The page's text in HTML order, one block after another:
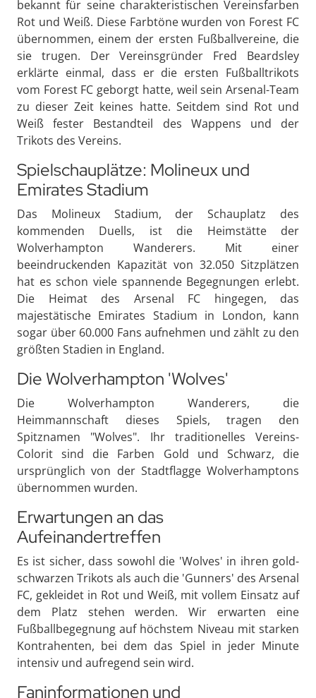
bekannt für seine charakteristischen Vereinsfarben
Rot und Weiß. Diese Farbtöne wurden von Forest FC
übernommen, einem der ersten Fußballvereine, die
sie trugen. Der Vereinsgründer Fred Beardsley
erklärte einmal, dass er die ersten Fußballtrikots
vom Forest FC geborgt hatte, weil sein Arsenal-Team
zu dieser Zeit keines hatte. Seitdem sind Rot und
Weiß fester Bestandteil des Wappens und der
Trikots des Vereins.
Spielschauplätze: Molineux und
Emirates Stadium
Das Molineux Stadium, der Schauplatz des
kommenden Duells, ist die Heimstätte der
Wolverhampton Wanderers. Mit einer
beeindruckenden Kapazität von 32.050 Sitzplätzen
hat es schon viele spannende Begegnungen erlebt.
Die Heimat des Arsenal FC hingegen, das
majestätische Emirates Stadium in London, kann
sogar über 60.000 Fans aufnehmen und zählt zu den
größten Stadien in England.
Die Wolverhampton 'Wolves'
Die Wolverhampton Wanderers, die
Heimmannschaft dieses Spiels, tragen den
Spitznamen "Wolves". Ihr traditionelles Vereins-
Colorit sind die Farben Gold und Schwarz, die
ursprünglich von der Stadtflagge Wolverhamptons
übernommen wurden.
Erwartungen an das
Aufeinandertreffen
Es ist sicher, dass sowohl die 'Wolves' in ihren gold-
schwarzen Trikots als auch die 'Gunners' des Arsenal
FC, gekleidet in Rot und Weiß, mit vollem Einsatz auf
dem Platz stehen werden. Wir erwarten eine
Fußballbegegnung auf höchstem Niveau mit starken
Kontrahenten, bei dem das Spiel in jeder Minute
intensiv und aufregend sein wird.
Faninformationen und